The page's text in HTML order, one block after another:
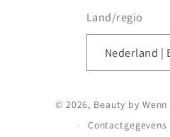
Land/regio
© 2026, Beauty by Wenn
Contactgegevens